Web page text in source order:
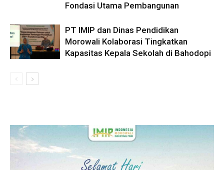
Fondasi Utama Pembangunan
PT IMIP dan Dinas Pendidikan
Morowali Kolaborasi Tingkatkan
Kapasitas Kepala Sekolah di Bahodopi